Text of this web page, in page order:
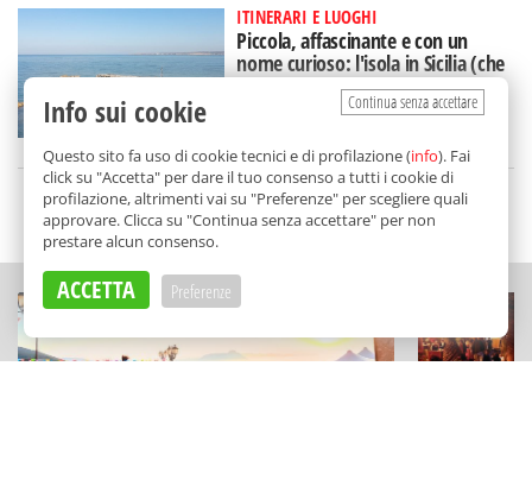
ITINERARI E LUOGHI
Piccola, affascinante e con un
nome curioso: l'isola in Sicilia (che
rischia di scomparire)
diFederica Puglisi
SCELTO DA BALARM
Continua senza accettare
Info sui cookie
Questo sito fa uso di cookie tecnici e di profilazione (info). Fai
click su "Accetta" per dare il tuo consenso a tutti i cookie di
profilazione, altrimenti vai su "Preferenze" per scegliere quali
approvare. Clicca su "Continua senza accettare" per non
prestare alcun consenso.
ACCETTA Preferenze